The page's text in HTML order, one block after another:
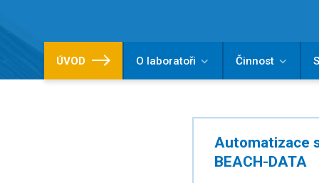
ÚVOD O laboratoři Činnost
Automatizace
BEACH-DATA